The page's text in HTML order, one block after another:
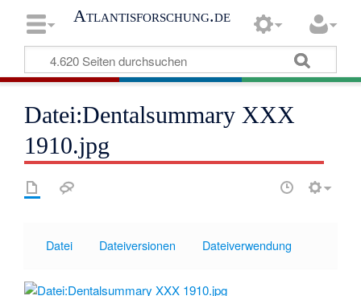
Atlantisforschung.de
Datei:Dentalsummary XXX
1910.jpg
Datei Dateiversionen Dateiverwendung